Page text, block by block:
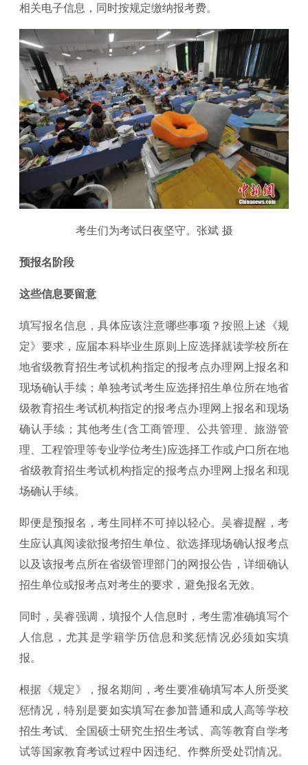
相关电子信息，同时按规定缴纳报考费。
考生们为考试日夜坚守。张斌 摄
预报名阶段
这些信息要留意
填写报名信息，具体应该注意哪些事项？按照上述《规
定》要求，应届本科毕业生原则上应选择就读学校所在
地省级教育招生考试机构指定的报考点办理网上报名和
现场确认手续；单独考试考生应选择招生单位所在地省
级教育招生考试机构指定的报考点办理网上报名和现场
确认手续；其他考生(含工商管理、公共管理、旅游管
理、工程管理等专业学位考生)应选择工作或户口所在地
省级教育招生考试机构指定的报考点办理网上报名和现
场确认手续。
即便是预报名，考生同样不可掉以轻心。吴睿提醒，考
生应认真阅读欲报考招生单位、欲选择现场确认报考点
以及该报考点所在省级管理部门的网报公告，详细确认
招生单位或报考点对考生的要求，避免报名无效。
同时，吴睿强调，填报个人信息时，考生需准确填写个
人信息，尤其是学籍学历信息和奖惩情况必须如实填
报。
根据《规定》，报名期间，考生要准确填写本人所受奖
惩情况，特别是要如实填写在参加普通和成人高等学校
招生考试、全国硕士研究生招生考试、高等教育自学考
试等国家教育考试过程中因违纪、作弊所受处罚情况。